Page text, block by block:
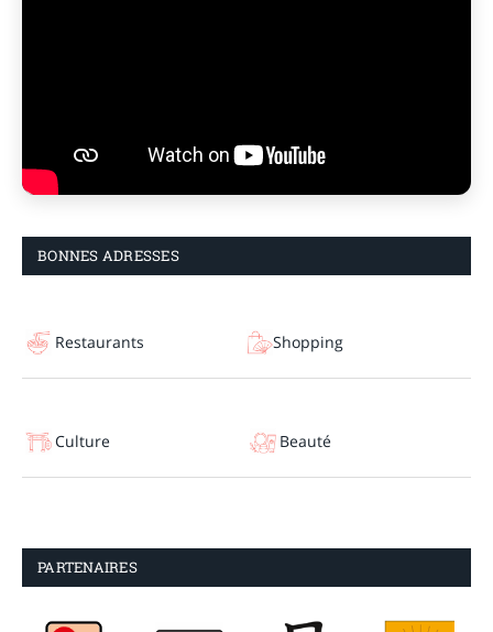
BONNES ADRESSES
Restaurants Shopping
Culture Beauté
PARTENAIRES